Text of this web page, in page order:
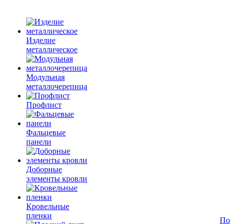
Изделие
металлическое
Модульная
металлочерепица
Профлист
Фальцевые
панели
Доборные
элементы кровли
Кровельные
пленки